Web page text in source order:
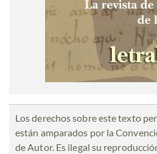
Los derechos sobre este texto
están amparados por la
de Autor. Es ilegal su